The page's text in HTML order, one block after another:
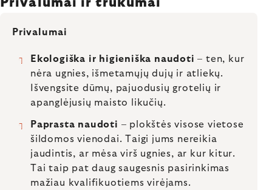
Privalumai
Ekologiška ir higieniška naudoti– ten, kur
nėra ugnies, išmetamųjų dujų ir atliekų.
Išvengsite dūmų, pajuodusių grotelių ir
apanglėjusių maisto likučių.
Paprasta naudoti – plokštės visose vietose
šildomos vienodai. Taigi jums nereikia
jaudintis, ar mėsa virš ugnies, ar kur kitur.
Tai taip pat daug saugesnis pasirinkimas
mažiau kvalifikuotiems virėjams.